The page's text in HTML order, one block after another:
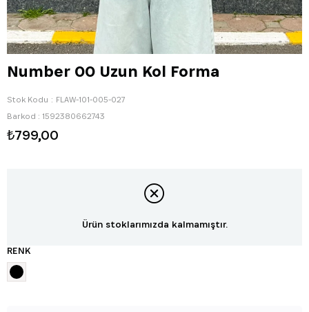
Number 00 Uzun Kol Forma
Stok Kodu
FLAW-101-005-027
Barkod : 1592380662743
₺799,00
Ürün stoklarımızda kalmamıştır.
RENK